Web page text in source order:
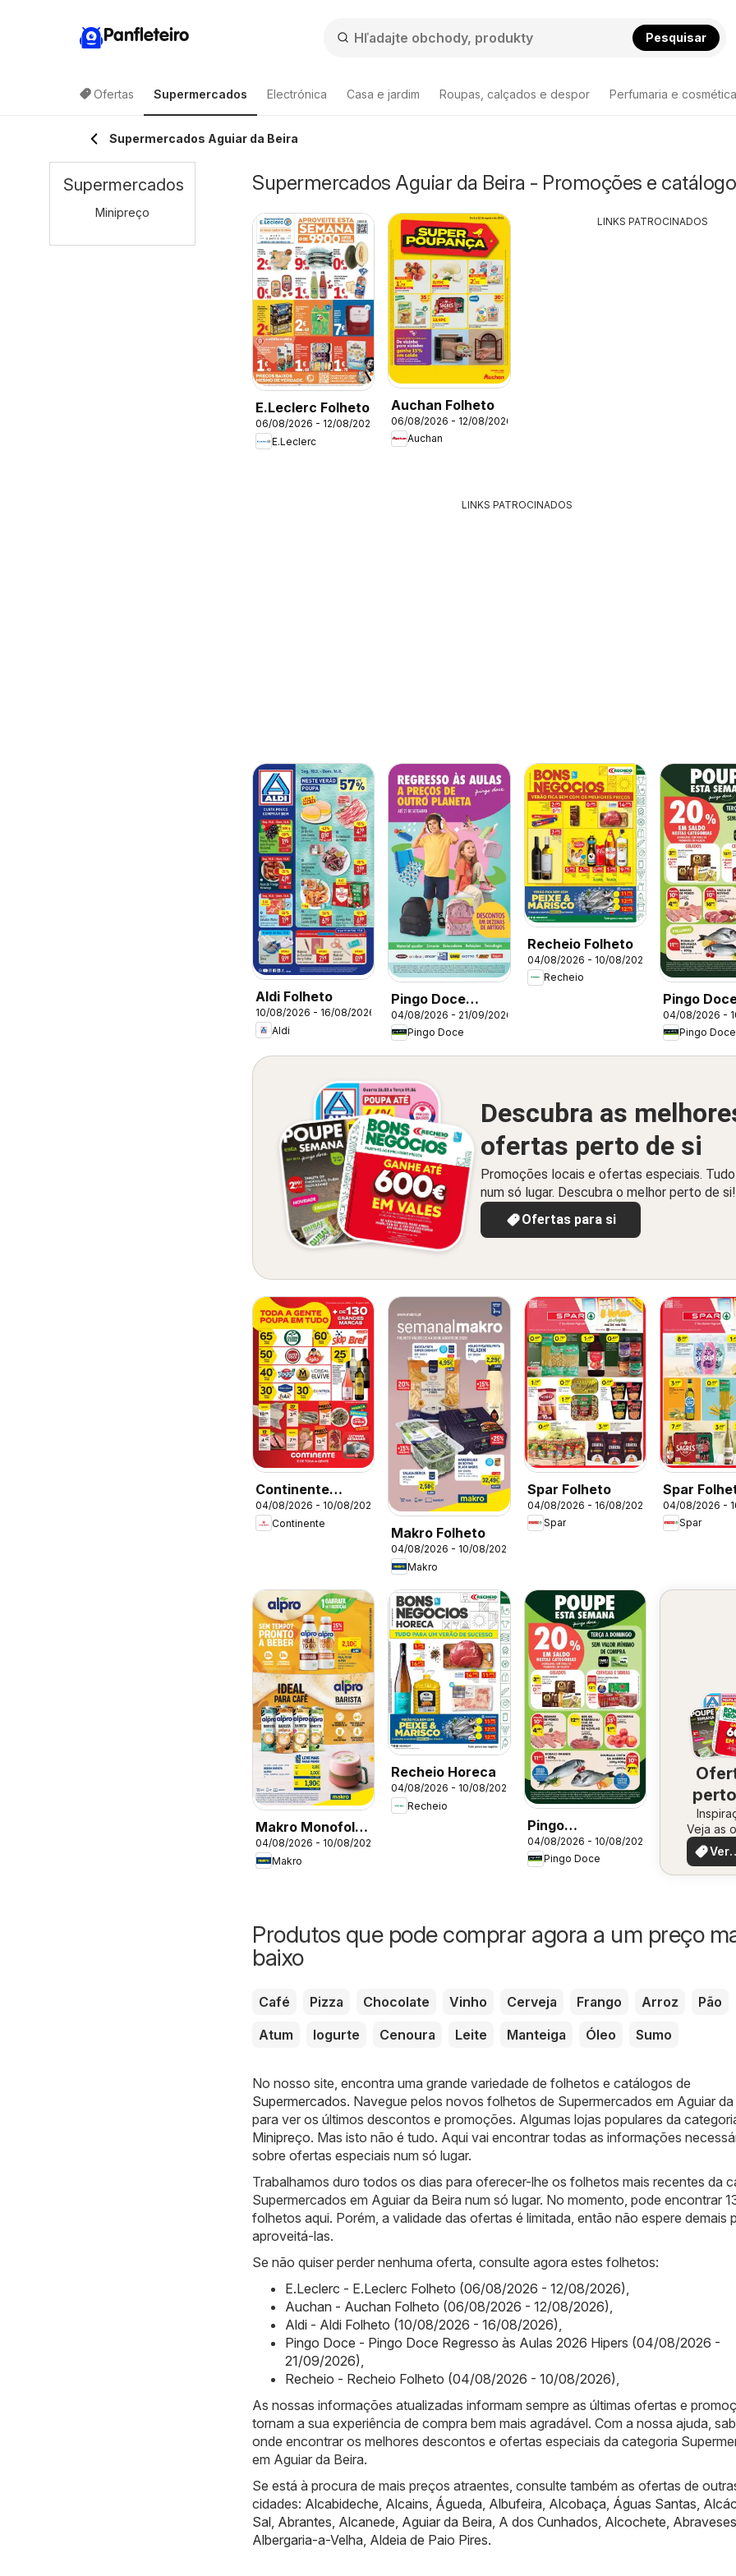
Panfleteiro Pesquisar
Ofertas Supermercados Electrónica Casa e jardim Roupas, calçados e despor Perfumaria e cosmética
Supermercados Aguiar da Beira
Supermercados Aguiar da Beira - Promoções e
E.Leclerc Folheto
06/08/2026 - 12/08/2026
E.Leclerc
Auchan Folheto
06/08/2026 - 12/08/2026
Auchan
LINKS PATROCINADOS
LINKS PATROCINADOS
Aldi Folheto
10/08/2026 - 16/08/2026
Aldi
Pingo Doce
Regresso às
Aulas 2026
Hipers
04/08/2026 - 21/09/2026
Pingo Doce
Recheio Folheto
04/08/2026 - 10/08/2026
Recheio
Pingo
Folheto
04/08/2026 -
Pingo Doce
Descubra as
ofertas perto de si
Promoções locais e ofertas especiais. Tudo
num só lugar. Descubra o melhor perto de si!
Ofertas para si
Continente
Folheto
04/08/2026 - 10/08/2026
Continente
Makro Folheto
04/08/2026 - 10/08/2026
Makro
Spar Folheto
04/08/2026 - 16/08/2026
Spar
Spar
04/08/2026 -
Spar
Makro Monofolha
Alpro
04/08/2026 - 10/08/2026
Makro
Recheio Horeca
04/08/2026 - 10/08/2026
Recheio
Pingo
DocePoupe Esta
Semana Madeira
04/08/2026 - 10/08/2026
Pingo Doce
Veja as
pertoVer
Produtos que pode comprar agora a um preço
baixo
Café Pizza Chocolate Vinho Cerveja Frango Arroz
Pão
Atum
Iogurte Cenoura Leite Manteiga Óleo Sumo
No nosso site, encontra uma grande variedade de folhetos e catálogos de
Supermercados. Navegue pelos novos folhetos de Supermercados em Aguiar da
para ver os últimos descontos e promoções. Algumas lojas populares da
Minipreço. Mas isto não é tudo. Aqui vai encontrar todas as informações
sobre ofertas especiais num só lugar.
Trabalhamos duro todos os dias para oferecer-lhe os folhetos mais recentes da
Supermercados em Aguiar da Beira num só lugar. No momento, pode encontrar
folhetos aqui. Porém, a validade das ofertas é limitada, então não espere demais
aproveitá-las.
Se não quiser perder nenhuma oferta, consulte agora estes folhetos:
E.Leclerc - E.Leclerc Folheto (06/08/2026 - 12/08/2026),
Auchan - Auchan Folheto (06/08/2026 - 12/08/2026),
Aldi - Aldi Folheto (10/08/2026 - 16/08/2026),
Pingo Doce - Pingo Doce Regresso às Aulas 2026 Hipers (04/08/2026 -
21/09/2026),
Recheio - Recheio Folheto (04/08/2026 - 10/08/2026),
As nossas informações atualizadas informam sempre as últimas ofertas e
tornam a sua experiência de compra bem mais agradável. Com a nossa ajuda,
onde encontrar os melhores descontos e ofertas especiais da categoria
em Aguiar da Beira.
Se está à procura de mais preços atraentes, consulte também as ofertas de
cidades: Alcabideche, Alcains, Águeda, Albufeira, Alcobaça, Águas Santas,
Sal, Abrantes, Alcanede, Aguiar da Beira, A dos Cunhados, Alcochete, Abraveses
Albergaria-a-Velha, Aldeia de Paio Pires.
Supermercados
Minipreço